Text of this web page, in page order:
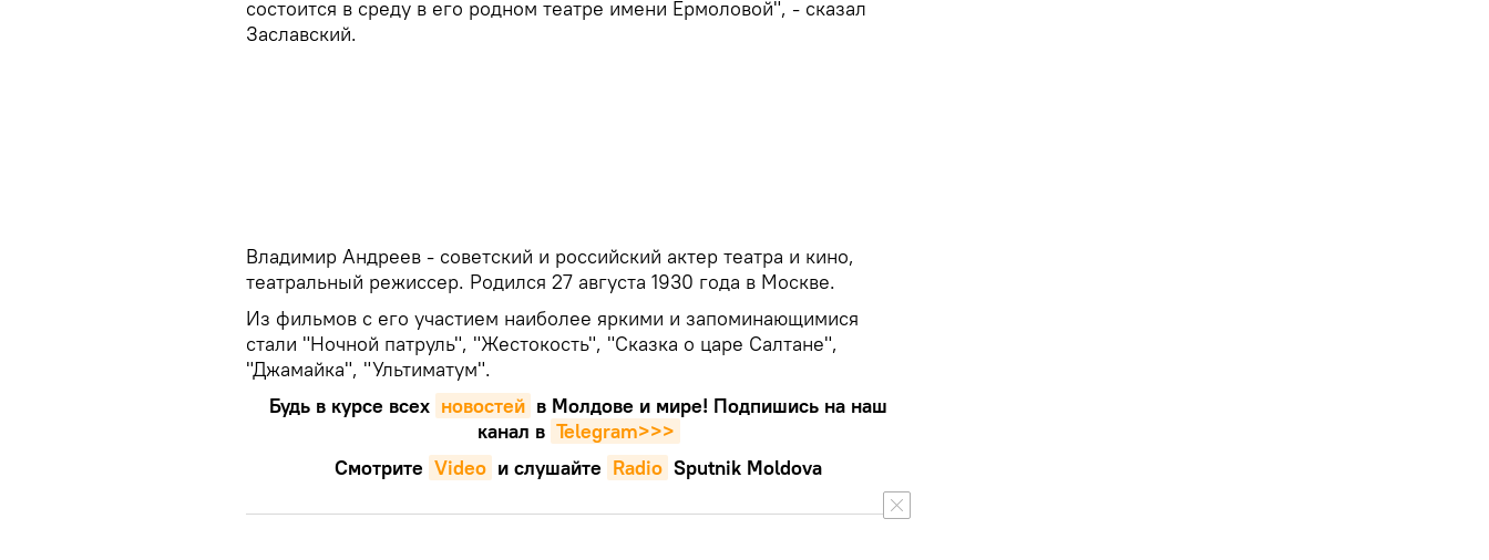
состоится в среду в его родном театре имени Ермоловой", - сказал
Заславский.
Владимир Андреев - советский и российский актер театра и кино,
театральный режиссер. Родился 27 августа 1930 года в Москве.
Из фильмов с его участием наиболее яркими и запоминающимися
стали "Ночной патруль", "Жестокость", "Сказка о царе Салтане",
"Джамайка", "Ультиматум".
Будь в курсе всех новостей в Молдове и мире! Подпишись на наш
канал в Telegram>>>
Смотрите Video и слушайте Radio Sputnik Moldova